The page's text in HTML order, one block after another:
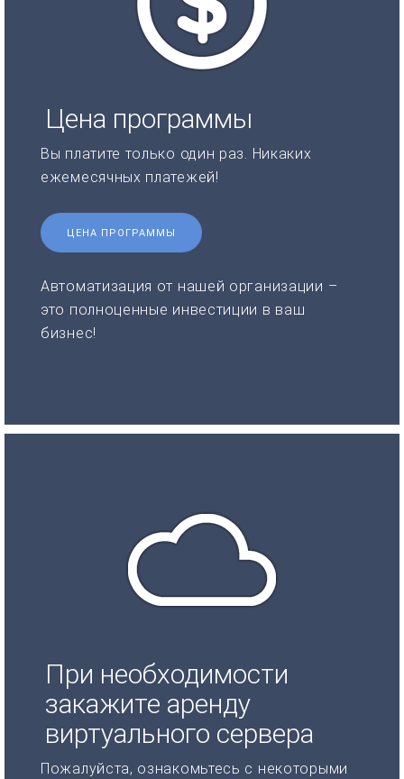
Цена программы
Вы платите только один раз. Никаких
ежемесячных платежей!
ЦЕНА ПРОГРАММЫ
Автоматизация от нашей организации –
это полноценные инвестиции в ваш
бизнес!
При необходимости
закажите аренду
виртуального сервера
Пожалуйста, ознакомьтесь с некоторыми